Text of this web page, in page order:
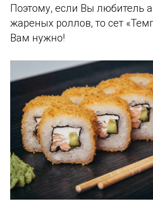
Поэтому, если Вы любитель
жареных роллов, то сет
Вам нужно!